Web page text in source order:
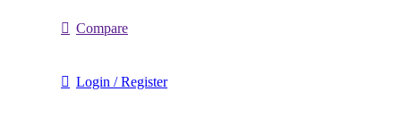
Compare
Login / Register